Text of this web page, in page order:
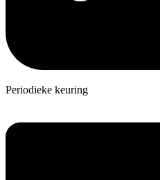
Periodieke keuring